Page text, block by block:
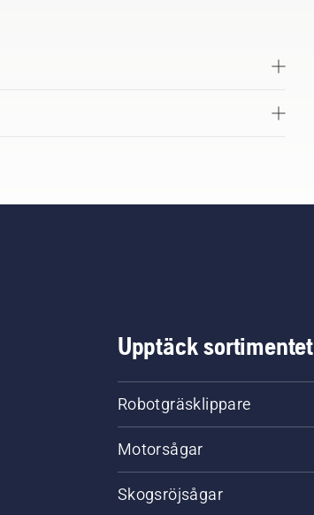
Upptäck sortimentet
Robotgräsklippare
Motorsågar
Skogsröjsågar